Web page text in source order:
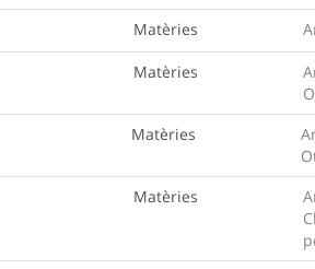
Matèries
Matèries
Matèries
Matèries